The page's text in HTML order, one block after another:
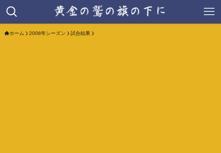
ホーム 2008年シーズン 試合結果